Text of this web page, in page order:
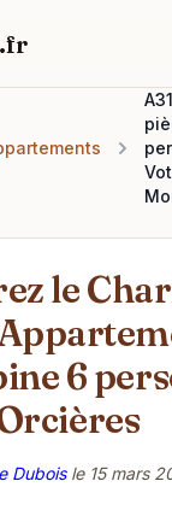
le
6
Duboisle 15 mars